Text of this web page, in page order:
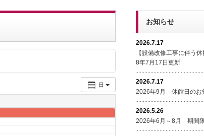
日
お知らせ
2026.7.17
【設備改修工事に
8年7月17日更新
2026.7.17
2026年9月 休館日のお
2026.5.26
2026年6月～8月 期間